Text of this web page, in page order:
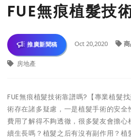
FUE無痕植髮技
推廣新聞稿 Oct 20,2020
房地產
FUE無痕植髮技術靠譜嗎?【專業植髮
術存在諸多疑慮，一是植髮手術的安全
費用了解得不夠透徹，很多髮友會擔
續生長嗎？植髮之后有沒有副作用？